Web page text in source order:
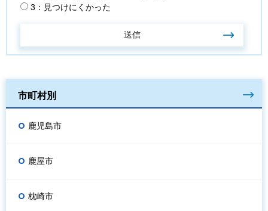
3：見つけにくかった
市町村別
鹿児島市
鹿屋市
枕崎市